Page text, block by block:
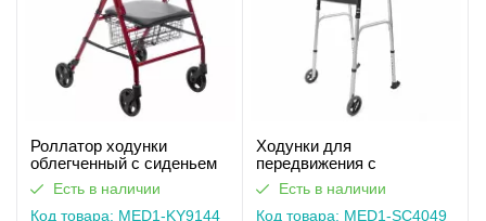
Роллатор ходунки
облегченный с сиденьем
MED1­-KY9144
(видеообзор)
Есть в наличии
Код товара: MED1-KY9144
Ходунки для
передвижения с
подлокотным упором и
колесами MED1-SC4049
Есть в наличии
Код товара: MED1-SC4049